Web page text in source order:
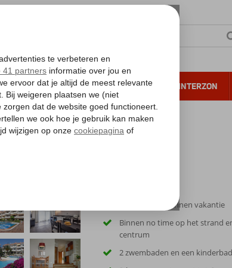
VERRE REIZEN ALL INCLUSIVE WINTERZON
Voor de ontspannen vakantie
Binnen no time op het strand
centrum
2 zwembaden en een kinderbad